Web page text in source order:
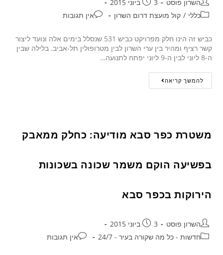
השרון פוסט
3 ביוני 2015
כללי / קול מועצת דרום השרון אין תגובות
כביש זה הינו חלק מפרויקט כביש 531 שנסלל בימים אלה ונועד ליצור
קשר רציף ומהיר בין ערי השרון לבין מטרופולין תל-אביב. בלילה שבין
ה-8 ליוני לבין ה-9 ליוני יפתח לתנועה…
להמשך קריאה
משטרת כפר סבא מודיעה: כחלק ממאבק
בפשיעה הוקם משמר שכונה בשכונות
הירוקות בכפר סבא
השרון פוסט
3 ביוני 2015
חדשות - כל מה שקורה בעיר - 24/7
אין תגובות